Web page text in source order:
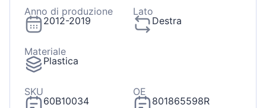
Anno di produzione
2012-2019
Lato
Destra
Materiale
Plastica
SKU
60B10034
OE
801865598R